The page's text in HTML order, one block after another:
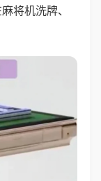
将机洗牌、